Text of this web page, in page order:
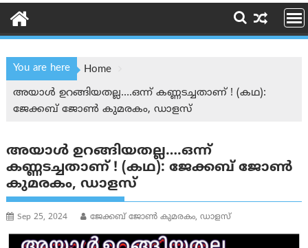
You are here
Home
അയാൾ ഉറങ്ങിയതല്ല….ഒന്ന് കണ്ണടച്ചതാണ് ! (കഥ):
ജേക്കബ് ജോൺ കുമരകം, ഡാളസ്
അയാൾ ഉറങ്ങിയതല്ല….ഒന്ന്
കണ്ണടച്ചതാണ് ! (കഥ): ജേക്കബ് ജോൺ
കുമരകം, ഡാളസ്
Sep 25, 2024 ജേക്കബ് ജോൺ കുമരകം, ഡാളസ്